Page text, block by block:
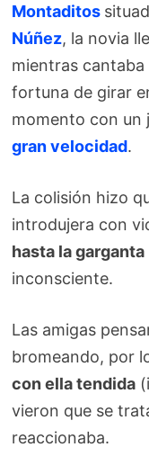
Montaditos
Núñez, la novia
mientras cantaba
fortuna de girar
momento con un
gran velocidad.
La colisión hizo
introdujera con
hasta la garganta
inconsciente.
Las amigas
bromeando, por
con ella tendida
vieron que se
reaccionaba.